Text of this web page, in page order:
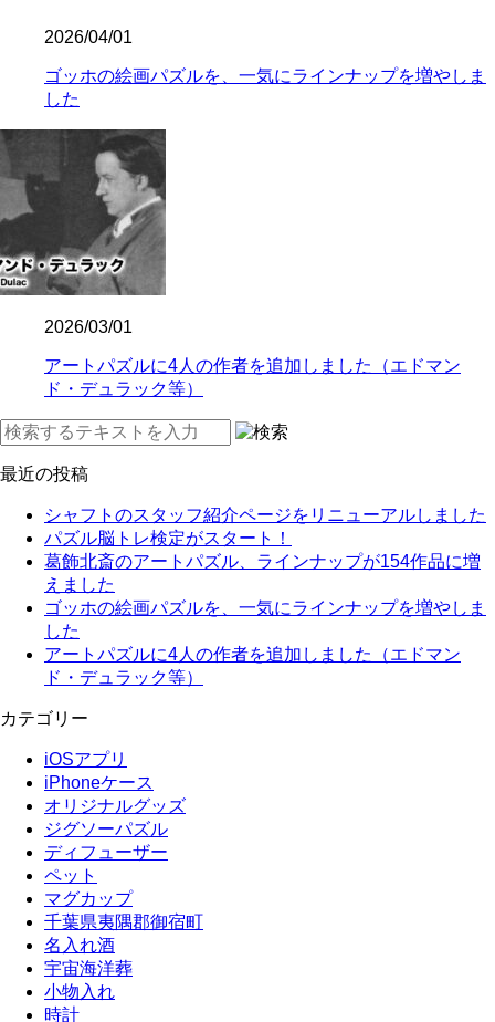
2026/04/01
ゴッホの絵画パズルを、一気にラインナップを増やしま
した
2026/03/01
アートパズルに4人の作者を追加しました（エドマン
ド・デュラック等）
最近の投稿
シャフトのスタッフ紹介ページをリニューアルしました
パズル脳トレ検定がスタート！
葛飾北斎のアートパズル、ラインナップが154作品に増
えました
ゴッホの絵画パズルを、一気にラインナップを増やしま
した
アートパズルに4人の作者を追加しました（エドマン
ド・デュラック等）
カテゴリー
iOSアプリ
iPhoneケース
オリジナルグッズ
ジグソーパズル
ディフューザー
ペット
マグカップ
千葉県夷隅郡御宿町
名入れ酒
宇宙海洋葬
小物入れ
時計